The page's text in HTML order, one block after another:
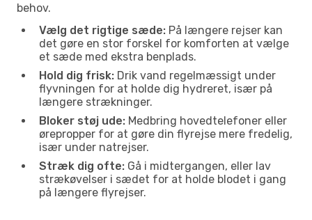
behov.
Vælg det rigtige sæde: På længere rejser kan
det gøre en stor forskel for komforten at vælge
et sæde med ekstra benplads.
Hold dig frisk: Drik vand regelmæssigt under
flyvningen for at holde dig hydreret, især på
længere strækninger.
Bloker støj ude: Medbring hovedtelefoner eller
ørepropper for at gøre din flyrejse mere fredelig,
især under natrejser.
Stræk dig ofte: Gå i midtergangen, eller lav
strækøvelser i sædet for at holde blodet i gang
på længere flyrejser.